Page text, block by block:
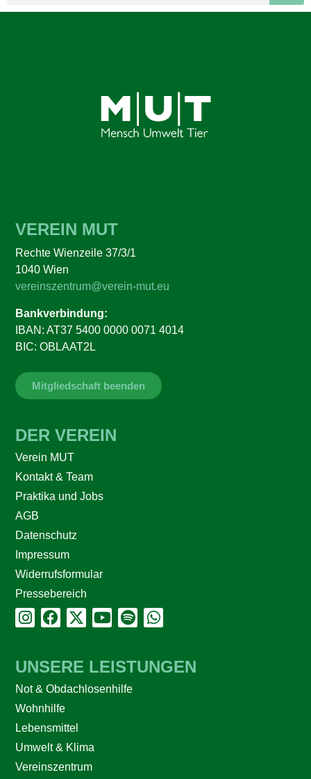
VEREIN MUT
Rechte Wienzeile 37/3/1
1040 Wien
vereinszentrum@verein-mut.eu
Bankverbindung:
IBAN: AT37 5400 0000 0071 4014
BIC: OBLAAT2L
Mitgliedschaft beenden
DER VEREIN
Verein MUT
Kontakt & Team
Praktika und Jobs
AGB
Datenschutz
Impressum
Widerrufsformular
Pressebereich
UNSERE LEISTUNGEN
Not & Obdachlosenhilfe
Wohnhilfe
Lebensmittel
Umwelt & Klima
Vereinszentrum